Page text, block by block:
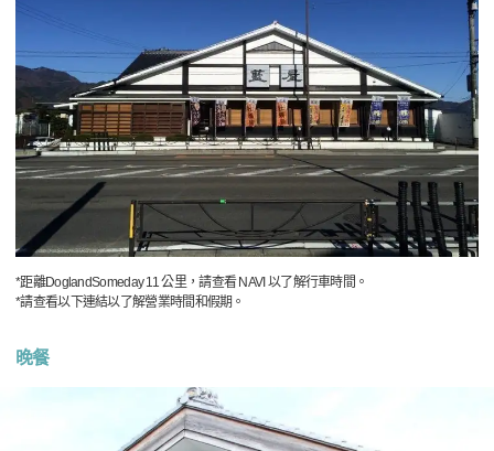
*距離DoglandSomeday 11 公里，請查看 NAVI 以了解行車時間。
*請查看以下連結以了解營業時間和假期。
晚餐